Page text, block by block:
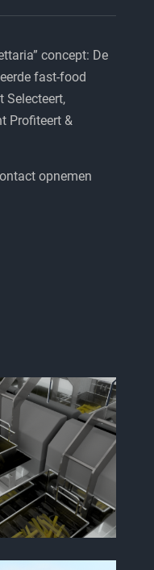
concept: De
fast-food
Selecteert,
Profiteert &
opnemen